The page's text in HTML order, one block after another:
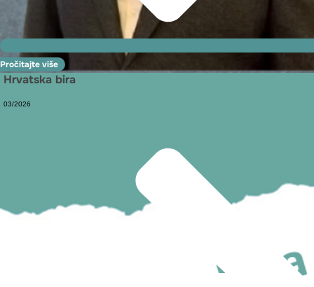
Pročitajte više
Hrvatska bira
03/2026